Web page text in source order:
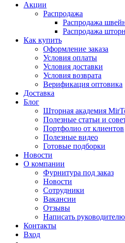
Акции
Распродажа
Распродажа
Распродажа
Как купить
Оформление заказа
Условия оплаты
Условия доставки
Условия возврата
Верификация оптовика
Доставка
Блог
Шторная академия
Полезные статьи и
Портфолио от клиентов
Полезные видео
Готовые подборки
Новости
О компании
Фурнитура под заказ
Новости
Сотрудники
Вакансии
Отзывы
Написать
Контакты
Вход